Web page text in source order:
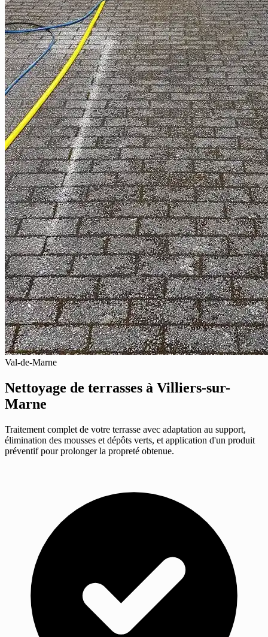
Val-de-Marne
Nettoyage de terrasses à Villiers-sur-
Marne
Traitement complet de votre terrasse avec adaptation au support,
élimination des mousses et dépôts verts, et application d'un produit
préventif pour prolonger la propreté obtenue.